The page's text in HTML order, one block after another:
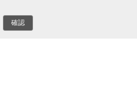
確認